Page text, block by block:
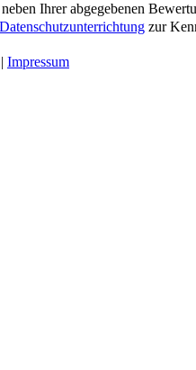
Ihrer abgegebenen
Datenschutzunterrichtung zur
| Impressum